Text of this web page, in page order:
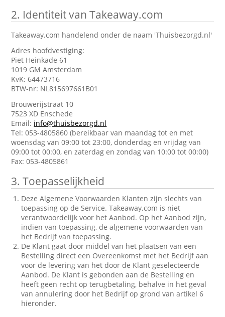
2. Identiteit van Takeaway.com
Takeaway.com handelend onder de naam 'Thuisbezorgd.nl'
Adres hoofdvestiging:
Piet Heinkade 61
1019 GM Amsterdam
KvK: 64473716
BTW-nr: NL815697661B01
Brouwerijstraat 10
7523 XD Enschede
Email: info@thuisbezorgd.nl
Tel: 053-4805860 (bereikbaar van maandag tot en met
woensdag van 09:00 tot 23:00, donderdag en vrijdag van
09:00 tot 00:00, en zaterdag en zondag van 10:00 tot 00:00)
Fax: 053-4805861
3. Toepasselijkheid
Deze Algemene Voorwaarden Klanten zijn slechts van
toepassing op de Service. Takeaway.com is niet
verantwoordelijk voor het Aanbod. Op het Aanbod zijn,
indien van toepassing, de algemene voorwaarden van
het Bedrijf van toepassing.
De Klant gaat door middel van het plaatsen van een
Bestelling direct een Overeenkomst met het Bedrijf aan
voor de levering van het door de Klant geselecteerde
Aanbod. De Klant is gebonden aan de Bestelling en
heeft geen recht op terugbetaling, behalve in het geval
van annulering door het Bedrijf op grond van artikel 6
hieronder.